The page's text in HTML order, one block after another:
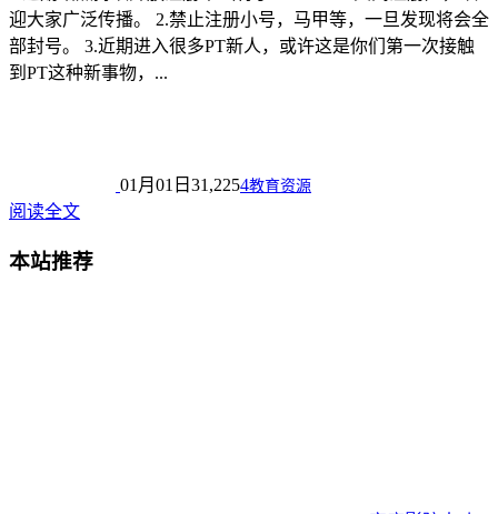
迎大家广泛传播。 2.禁止注册小号，马甲等，一旦发现将会全
部封号。 3.近期进入很多PT新人，或许这是你们第一次接触
到PT这种新事物，...
01月01日 31,2254教育资源
阅读全文
本站推荐